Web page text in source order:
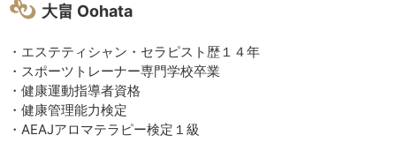
大畠 Oohata
・エステティシャン・セラピスト歴１４年
・スポーツトレーナー専門学校卒業
・健康運動指導者資格​
・健康管理能力検定
・AEAJアロマテラピー検定１級